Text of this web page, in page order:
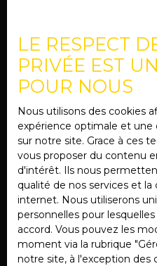
vous inscrire
au démarchage
L223-1 du code de la
Internet
adressé à :
Société Worldline,
BLOIS CEDEX.
Pour en savoir plus
données
politique de
Recevoir
LE RESPECT
PRIVÉE EST
POUR NOUS
Nous utilisons des cookies
expérience optimale et
sur notre site. Grace à ces
vous proposer du contenu
d'intérêt. Ils nous
qualité de nos services et
internet. Nous utiliserons
personnelles pour
accord. Vous pouvez les
moment via la rubrique
notre site, à l'exception des